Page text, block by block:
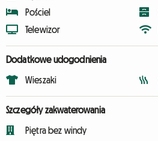
Pościel
Telewizor
Dodatkowe udogodnienia
Wieszaki
Szczegóły zakwaterowania
Piętra bez windy